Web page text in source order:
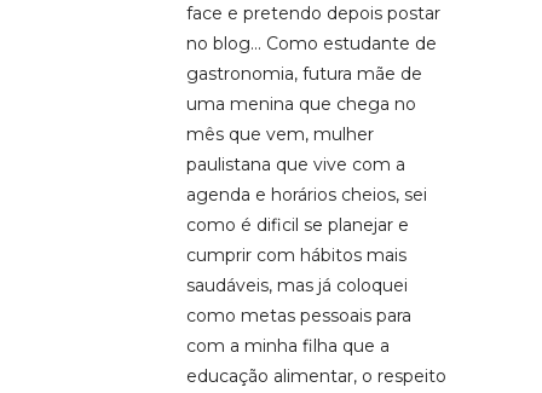
face e pretendo depois postar
no blog… Como estudante de
gastronomia, futura mãe de
uma menina que chega no
mês que vem, mulher
paulistana que vive com a
agenda e horários cheios, sei
como é dificil se planejar e
cumprir com hábitos mais
saudáveis, mas já coloquei
como metas pessoais para
com a minha filha que a
educação alimentar, o respeito